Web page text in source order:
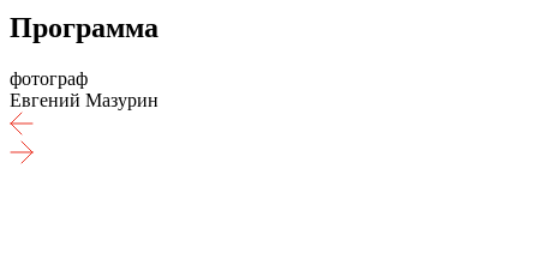
Программа
фотограф
Евгений Мазурин